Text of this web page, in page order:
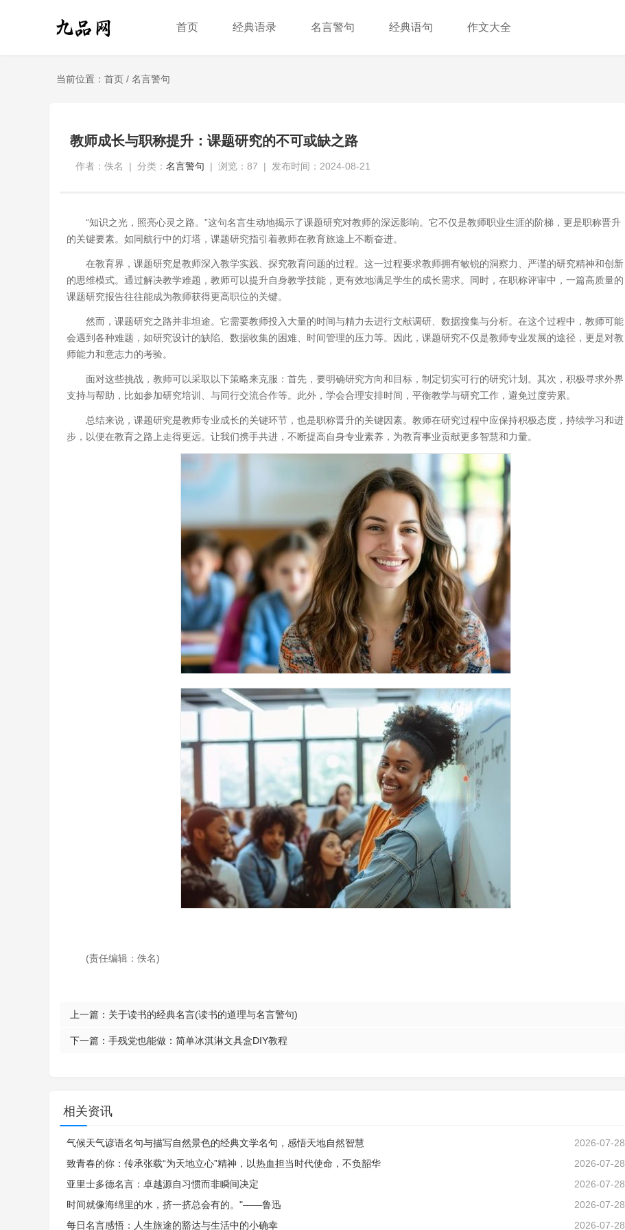
首页 经典语录 名言警句 经典语句 作文大全
当前位置： 首页 / 名言警句
教师成长与职称提升：课题研究的不可或缺之路
作者：佚名 | 分类： 名言警句 | 浏览：87 | 发布时间：2024-08-21
“知识之光，照亮心灵之路。”这句名言生动地揭示了课题研究对教师的深远影响。它不仅是教师职业生涯的阶梯，更是职称晋升
的关键要素。如同航行中的灯塔，课题研究指引着教师在教育旅途上不断奋进。
在教育界，课题研究是教师深入教学实践、探究教育问题的过程。这一过程要求教师拥有敏锐的洞察力、严谨的研究精神和创新
的思维模式。通过解决教学难题，教师可以提升自身教学技能，更有效地满足学生的成长需求。同时，在职称评审中，一篇高质量的
课题研究报告往往能成为教师获得更高职位的关键。
然而，课题研究之路并非坦途。它需要教师投入大量的时间与精力去进行文献调研、数据搜集与分析。在这个过程中，教师可能
会遇到各种难题，如研究设计的缺陷、数据收集的困难、时间管理的压力等。因此，课题研究不仅是教师专业发展的途径，更是对教
师能力和意志力的考验。
面对这些挑战，教师可以采取以下策略来克服：首先，要明确研究方向和目标，制定切实可行的研究计划。其次，积极寻求外界
支持与帮助，比如参加研究培训、与同行交流合作等。此外，学会合理安排时间，平衡教学与研究工作，避免过度劳累。
总结来说，课题研究是教师专业成长的关键环节，也是职称晋升的关键因素。教师在研究过程中应保持积极态度，持续学习和进
步，以便在教育之路上走得更远。让我们携手共进，不断提高自身专业素养，为教育事业贡献更多智慧和力量。
(责任编辑：佚名)
上一篇： 关于读书的经典名言(读书的道理与名言警句)
下一篇： 手残党也能做：简单冰淇淋文具盒DIY教程
相关资讯
2026-07-28
气候天气谚语名句与描写自然景色的经典文学名句，感悟天地自然智慧
2026-07-28
致青春的你：传承张载“为天地立心”精神，以热血担当时代使命，不负韶华
2026-07-28
亚里士多德名言：卓越源自习惯而非瞬间决定
2026-07-28
时间就像海绵里的水，挤一挤总会有的。"——鲁迅
2026-07-28
每日名言感悟：人生旅途的豁达与生活中的小确幸